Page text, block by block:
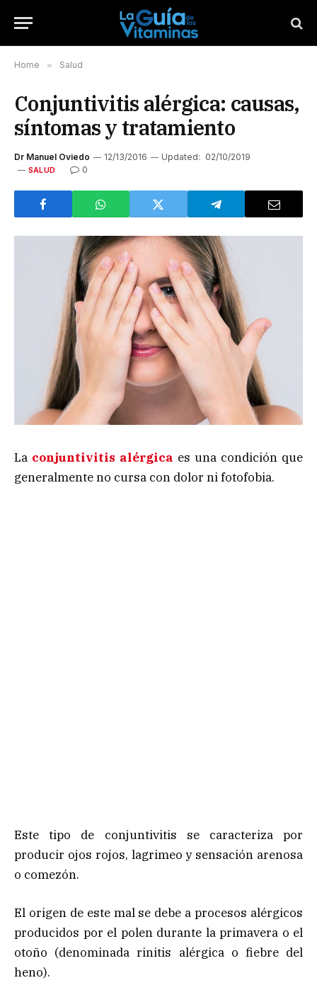
Home » Salud
Conjuntivitis alérgica: causas,
síntomas y tratamiento
Dr Manuel Oviedo 12/13/2016 Updated: 02/10/2019
SALUD 0
La conjuntivitis alérgica es una condición que
generalmente no cursa con dolor ni fotofobia.
Este tipo de conjuntivitis se caracteriza por
producir ojos rojos, lagrimeo y sensación arenosa
o comezón.
El origen de este mal se debe a procesos alérgicos
producidos por el polen durante la primavera o el
otoño (denominada rinitis alérgica o fiebre del
heno).